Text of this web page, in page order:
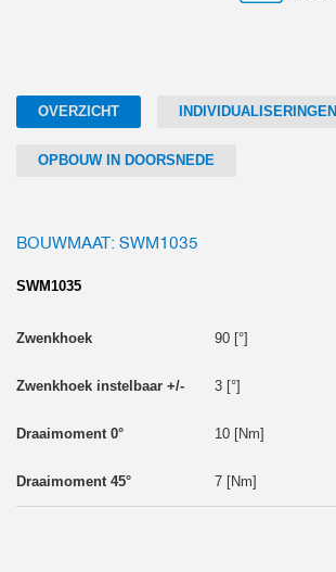
OVERZICHT INDIVIDUALISERINGEN
OPBOUW IN DOORSNEDE
BOUWMAAT: SWM1035
SWM1035
90 [°]
3 [°]
10 [Nm]
7 [Nm]